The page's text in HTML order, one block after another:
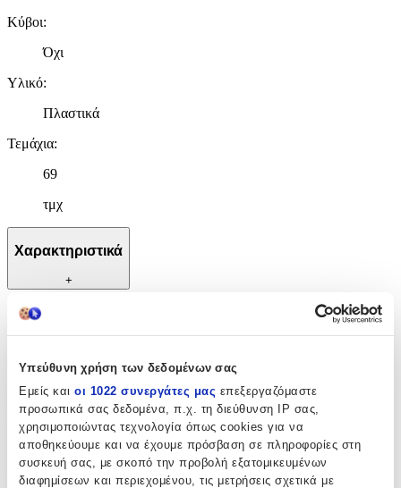
Υπεύθυνη χρήση των δεδομένων σας
Εμείς και οι 1022 συνεργάτες μας επεξεργαζόμαστε
προσωπικά σας δεδομένα, π.χ. τη διεύθυνση IP σας,
χρησιμοποιώντας τεχνολογία όπως cookies για να
αποθηκεύουμε και να έχουμε πρόσβαση σε πληροφορίες στη
συσκευή σας, με σκοπό την προβολή εξατομικευμένων
διαφημίσεων και περιεχομένου, τις μετρήσεις σχετικά με
Κύβοι:
Όχι
Υλικό:
Πλαστικά
Τεμάχια:
69
τμχ
Χαρακτηριστικά
+
Χαρακτηριστικά
OEM
Ηλικία:
3+ Ετών
Bristles: